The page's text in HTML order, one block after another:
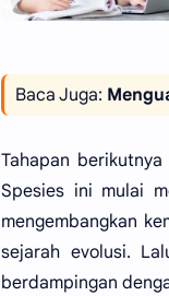
Baca Juga:
Tahapan berikutnya
Spesies ini mulai
mengembangkan
sejarah evolusi.
berdampingan